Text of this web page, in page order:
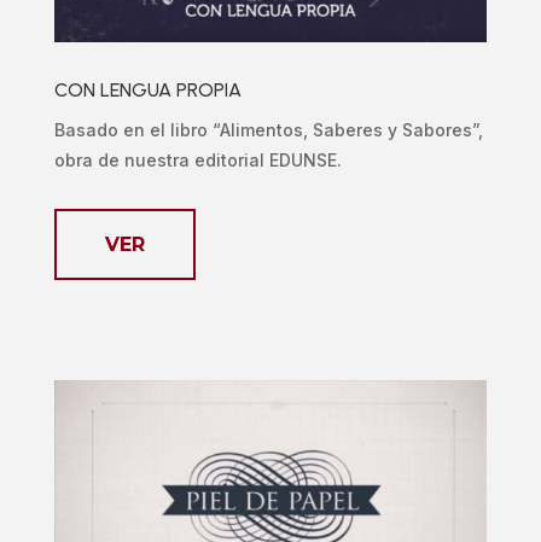
CON LENGUA PROPIA
Basado en el libro “Alimentos, Saberes y Sabores”,
obra de nuestra editorial EDUNSE.
VER